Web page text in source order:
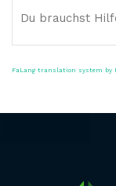
Du brauchst
FaLang translation system by